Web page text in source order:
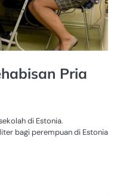
Pria
di Estonia.
bagi perempuan di Estonia